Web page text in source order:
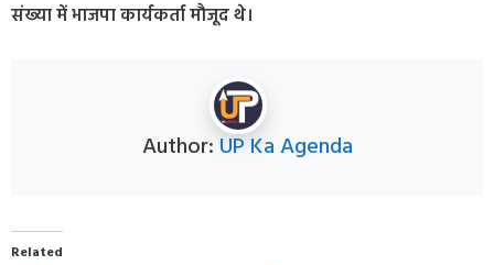
संख्या में भाजपा कार्यकर्ता मौजूद थे।
Author: UP Ka Agenda
Related